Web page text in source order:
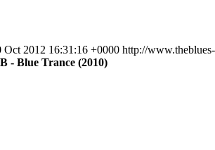
Oct 2012 16:31:16 +0000 http://
- Blue Trance (2010)